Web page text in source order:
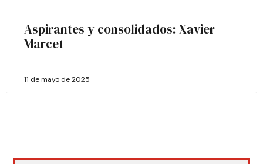
Aspirantes y consolidados: Xavier
Marcet
11 de mayo de 2025